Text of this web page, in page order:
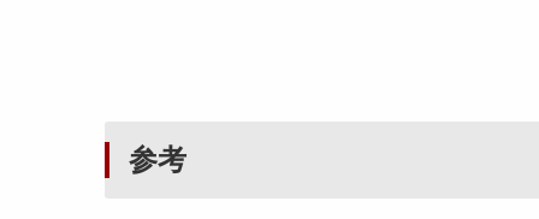
参考